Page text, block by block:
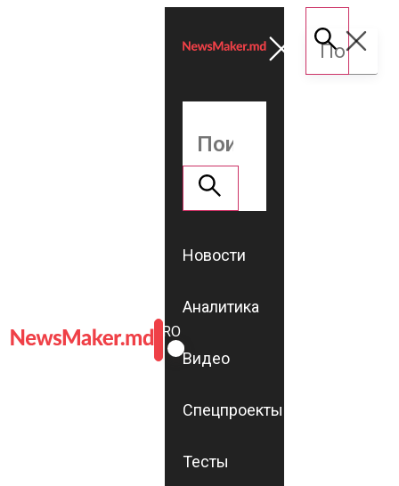
ROMÂNĂ
RU
Новости
Аналитика
Видео
Спецпроекты
Тесты